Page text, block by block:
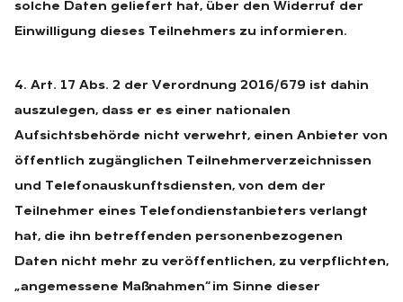
solche Daten geliefert hat, über den Widerruf der
Einwilligung dieses Teilnehmers zu informieren.
4. Art. 17 Abs. 2 der Verordnung 2016/679 ist dahin
auszulegen, dass er es einer nationalen
Aufsichtsbehörde nicht verwehrt, einen Anbieter von
öffentlich zugänglichen Teilnehmerverzeichnissen
und Telefonauskunftsdiensten, von dem der
Teilnehmer eines Telefondienstanbieters verlangt
hat, die ihn betreffenden personenbezogenen
Daten nicht mehr zu veröffentlichen, zu verpflichten,
„angemessene Maßnahmen“ im Sinne dieser